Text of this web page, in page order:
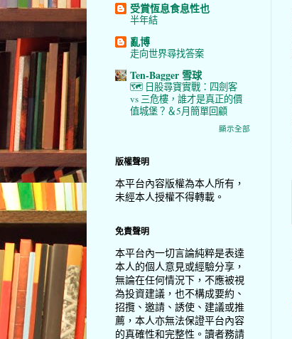
受賞恆息食息性也
半年結
亂博
走向世界尋找答案
Ten-Bagger 雪球
🗺️ 日股尋寶實戰：四劍客
vs 三危樓，誰才是真正的價
值城堡？＆5月簡單回顧
顯示全部
版權聲明
本平台內容版權為本人所有，
未經本人授權不得轉載。
免責聲明
本平台內一切言論純粹是表達
本人的個人意見或經驗分享，
無論在任何情況下，不應被視
為投資建議，也不構成要約、
招攬、邀請、誘使、建議或推
薦，本人亦無法保證平台內容
的真確性和完整性。讀者務請